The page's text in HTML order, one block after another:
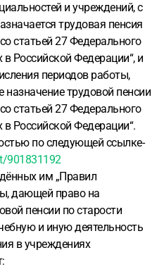
и учреждений, с
трудовая пенсия
статьей 27 Федерального
Российской Федерации“, и
периодов работы,
трудовой пенсии
статьей 27 Федерального
Российской Федерации“.
по следующей ссылке-
901831192
им „Правил
дающей право на
пенсии по старости
и иную деятельность
в учреждениях